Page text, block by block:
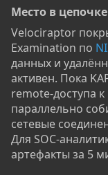
Место в
Velociraptor
Examination по
данных и
активен. Пока
remote-доступа
параллельно
сетевые
Для SOC-
артефакты за 5